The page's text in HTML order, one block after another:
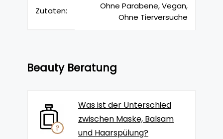
Zutaten:
Ohne Parabene, Vegan,
Ohne Tierversuche
Beauty Beratung
Was ist der Unterschied
zwischen Maske, Balsam
und Haarspülung?